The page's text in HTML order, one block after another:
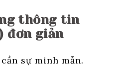
thông tin
đơn giản
sự minh mẫn.